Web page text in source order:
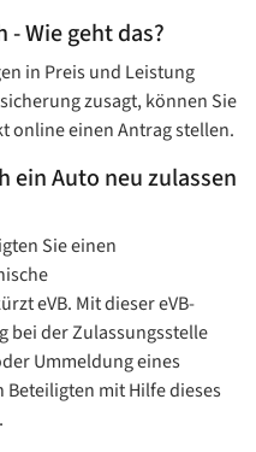
Wie geht das?
in Preis und Leistung
zusagt, können Sie
online einen Antrag stellen.
ein Auto neu zulassen
Sie einen
eVB. Mit dieser eVB-
bei der Zulassungsstelle
Ummeldung eines
Beteiligten mit Hilfe dieses